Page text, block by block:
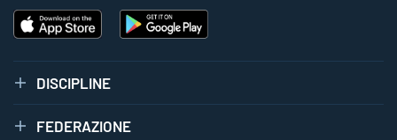
DISCIPLINE
FEDERAZIONE